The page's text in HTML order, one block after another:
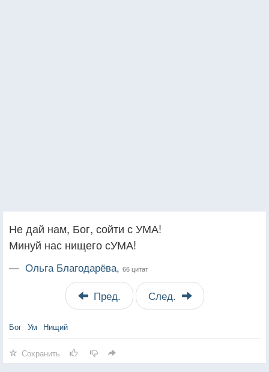
Не дай нам, Бог, сойти с УМА!
Минуй нас нищего сУМА!
— Ольга Благодарёва, 66 цитат
Пред. След.
Бог Ум Нищий
Сохранить